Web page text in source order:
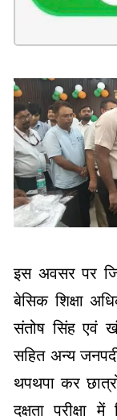
इस अवसर पर
बेसिक शिक्षा
संतोष सिंह एवं
सहित अन्य
थपथपा कर
दक्षता परीक्षा